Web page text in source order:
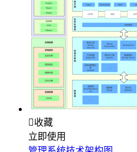
收藏
立即使用